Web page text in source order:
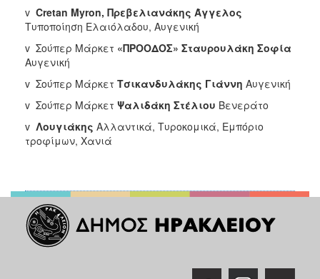
v Cretan Myron, Πρεβελιανάκης Άγγελος
Τυποποίηση Ελαιόλαδου, Αυγενική
v Σούπερ Μάρκετ «ΠΡΟΟΔΟΣ» Σταυρουλάκη Σοφία
Αυγενική
v Σούπερ Μάρκετ Τσικανδυλάκης Γιάννη Αυγενική
v Σούπερ Μάρκετ Ψαλιδάκη Στέλιου Βενεράτο
v Λουγιάκης Αλλαντικά, Τυροκομικά, Εμπόριο
τροφίμων, Χανιά